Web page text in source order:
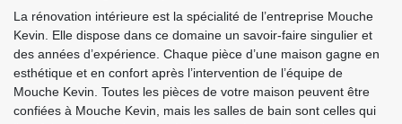
La rénovation intérieure est la spécialité de l’entreprise Mouche
Kevin. Elle dispose dans ce domaine un savoir-faire singulier et
des années d’expérience. Chaque pièce d’une maison gagne en
esthétique et en confort après l’intervention de l’équipe de
Mouche Kevin. Toutes les pièces de votre maison peuvent être
confiées à Mouche Kevin, mais les salles de bain sont celles qui